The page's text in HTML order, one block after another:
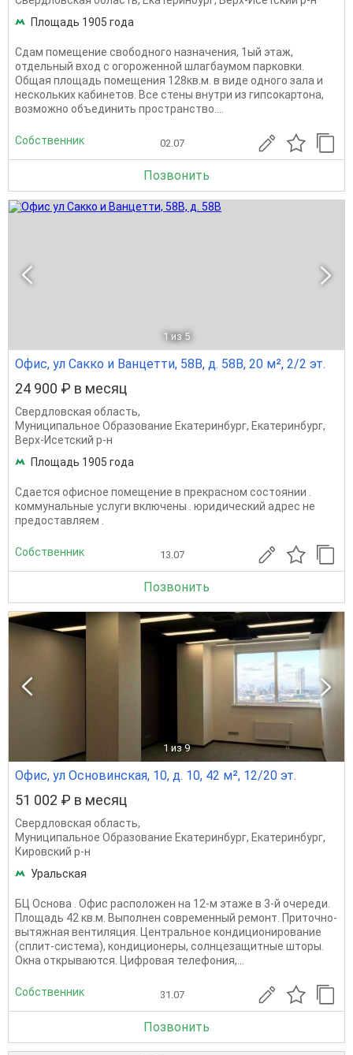
Площадь 1905 года
Сдам помещение свободного назначения, 1ый этаж,
отдельный вход с огороженной шлагбаумом парковки.
Общая площадь помещения 128кв.м. в виде одного зала и
нескольких кабинетов. Все стены внутри из гипсокартона,
возможно объединить пространство....
Собственник 02.07
Позвонить
1 из 5
Офис, ул Сакко и Ванцетти, 58В, д. 58В, 20 м², 2/2 эт.
24 900 ₽ в месяц
Свердловская область,
Муниципальное Образование Екатеринбург, Екатеринбург,
Верх-Исетский р-н
Площадь 1905 года
Сдается офисное помещение в прекрасном состоянии .
коммунальные услуги включены . юридический адрес не
предоставляем .
Собственник 13.07
Позвонить
1 из 9
Офис, ул Основинская, 10, д. 10, 42 м², 12/20 эт.
51 002 ₽ в месяц
Свердловская область,
Муниципальное Образование Екатеринбург, Екатеринбург,
Кировский р-н
Уральская
БЦ Основа . Офис расположен на 12-м этаже в 3-й очереди.
Площадь 42 кв.м. Выполнен современный ремонт. Приточно-
вытяжная вентиляция. Центральное кондиционирование
(сплит-система), кондиционеры, солнцезащитные шторы.
Окна открываются. Цифровая телефония,...
Собственник 31.07
Позвонить